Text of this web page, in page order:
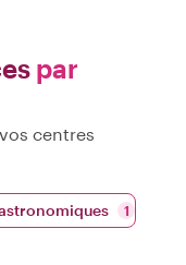
par
centres
1